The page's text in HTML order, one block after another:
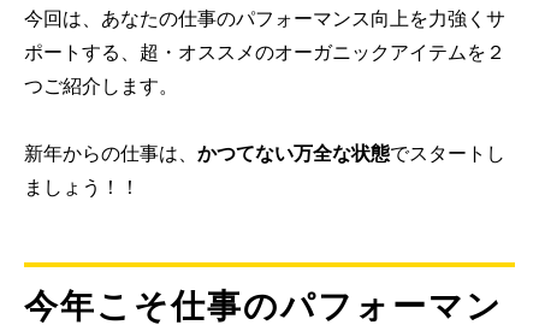
今回は、あなたの仕事のパフォーマンス向上を力強くサ
ポートする、超・オススメのオーガニックアイテムを２
つご紹介します。
新年からの仕事は、 かつてない万全な状態でスタートし
ましょう！！
今年こそ仕事のパフォーマン